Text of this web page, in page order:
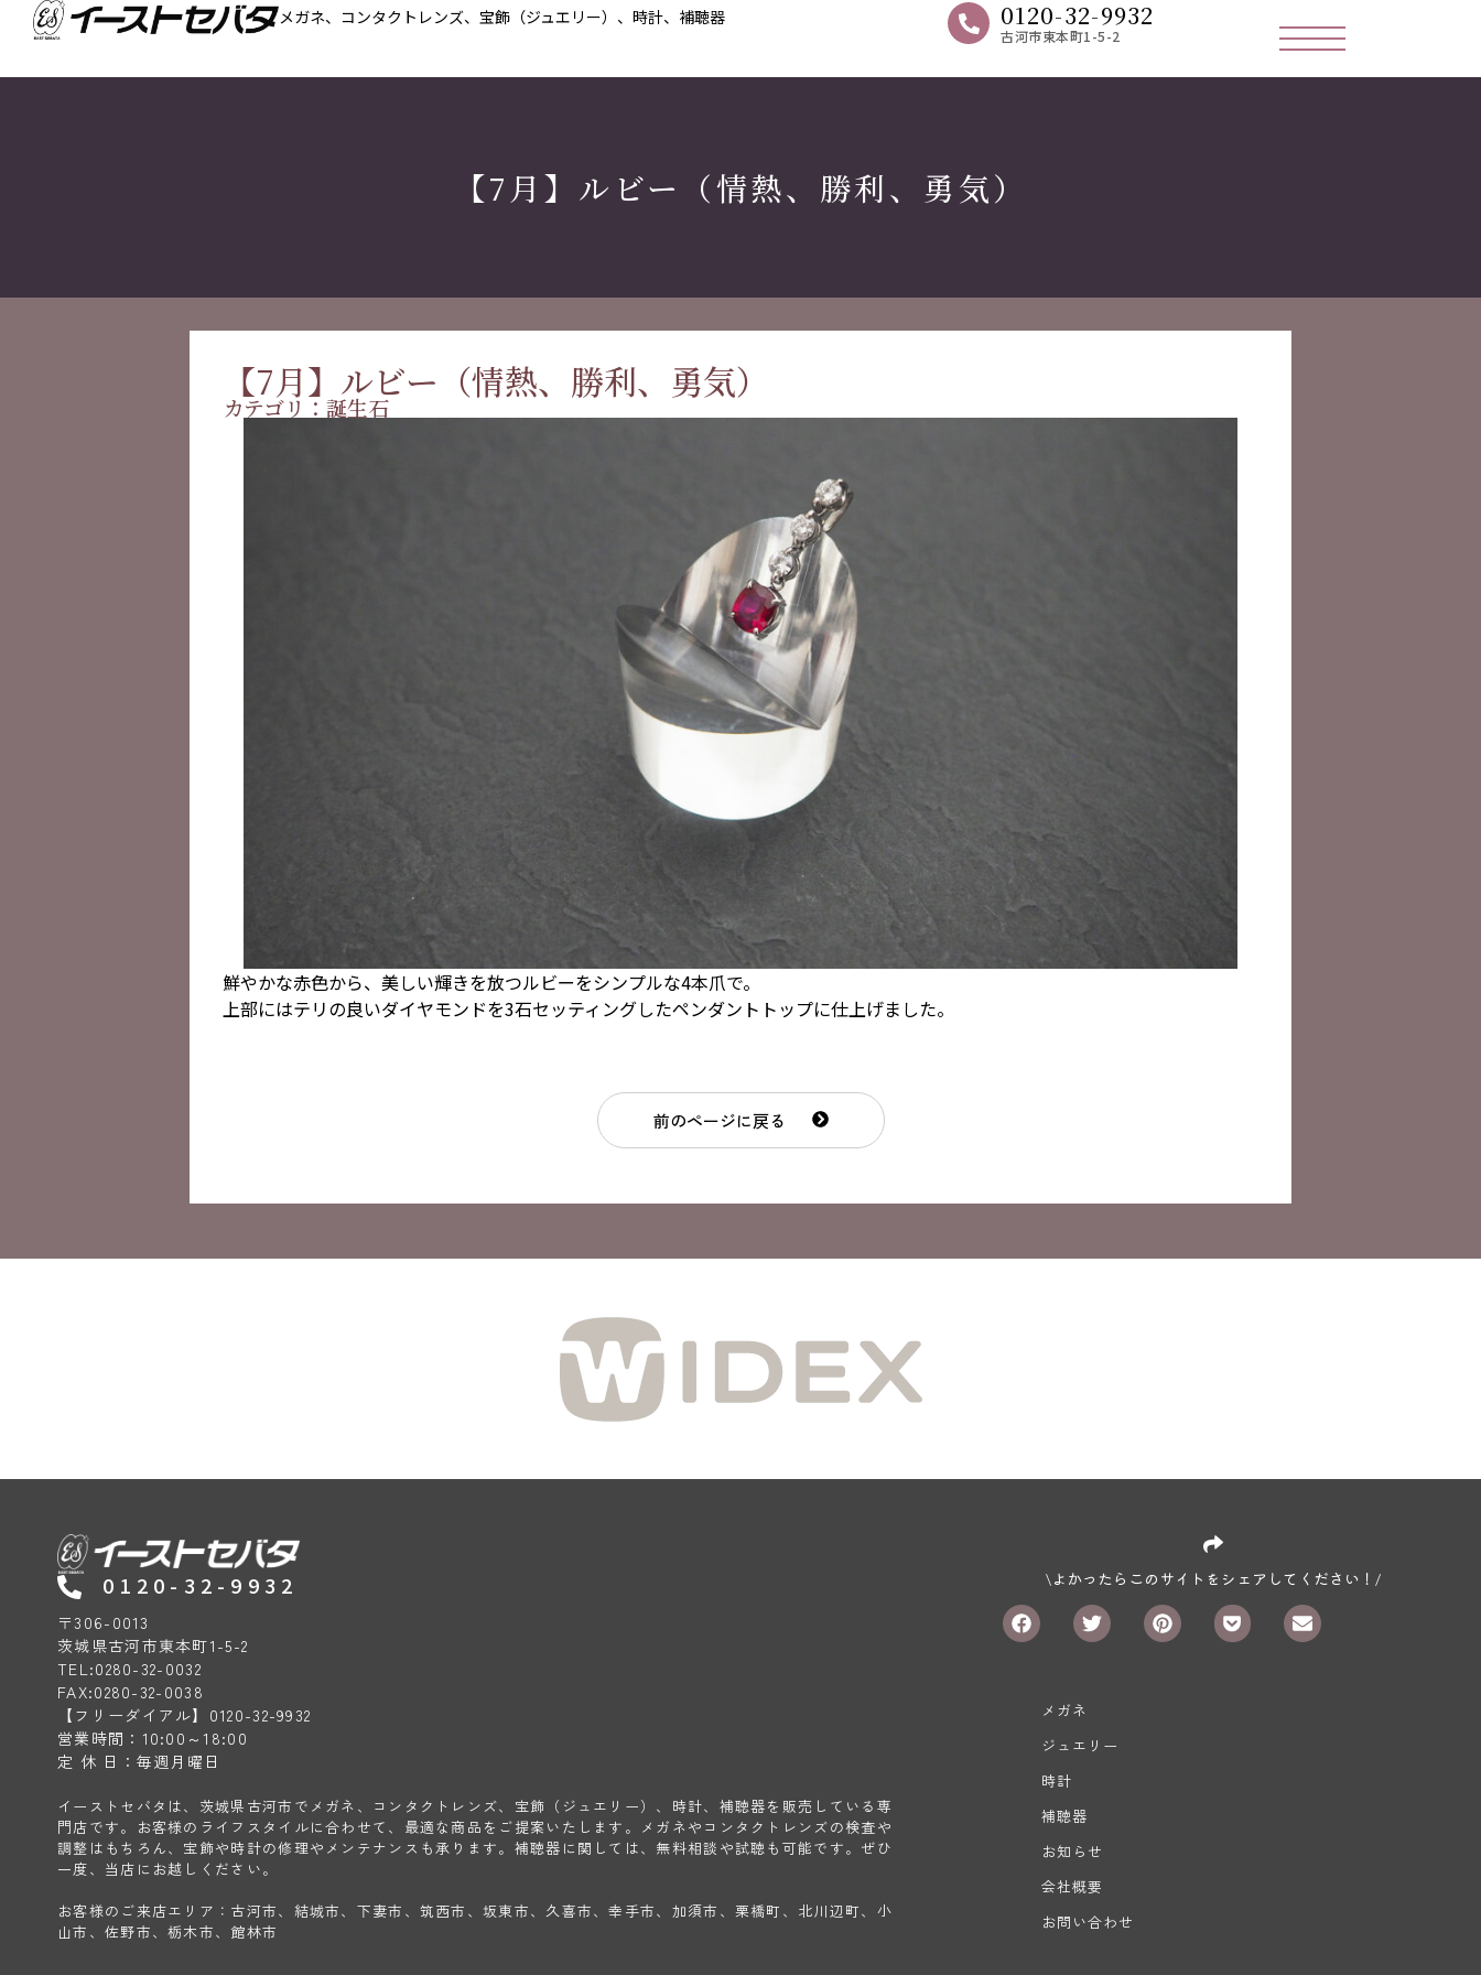
0120-32-9932
古河市東本町1-5-2
メガネ、コンタクトレンズ、宝飾（ジュエリー）、時計、補聴器
【7月】ルビー（情熱、勝利、勇気）
【7月】ルビー（情熱、勝利、勇気）
カテゴリ： 誕生石
鮮やかな赤色から、美しい輝きを放つルビーをシンプルな4本爪で。
上部にはテリの良いダイヤモンドを3石セッティングしたペンダントトップに仕上げました。
前のページに戻る
0120-32-9932
〒306-0013
茨城県古河市東本町1-5-2
TEL:0280-32-0032
FAX:0280-32-0038
【フリーダイアル】0120-32-9932
営業時間：10:00～18:00
定 休 日：毎週月曜日
イーストセバタは、茨城県古河市でメガネ、コンタクトレンズ、宝飾（ジュエリー）、時計、補聴器を販売している専
門店です。お客様のライフスタイルに合わせて、最適な商品をご提案いたします。メガネやコンタクトレンズの検査や
調整はもちろん、宝飾や時計の修理やメンテナンスも承ります。補聴器に関しては、無料相談や試聴も可能です。ぜひ
一度、当店にお越しください。
お客様のご来店エリア：古河市、結城市、下妻市、筑西市、坂東市、久喜市、幸手市、加須市、栗橋町、北川辺町、小
山市、佐野市、栃木市、館林市
\よかったらこのサイトをシェアしてください！/
メガネ
ジュエリー
時計
補聴器
お知らせ
会社概要
お問い合わせ